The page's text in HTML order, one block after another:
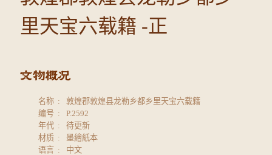
里天宝六载籍 -正
名称
敦煌郡敦煌县龙勒乡都乡里天宝六载籍
编号
P.2592
年代
待更新
材质
墨繪紙本
语言
中文